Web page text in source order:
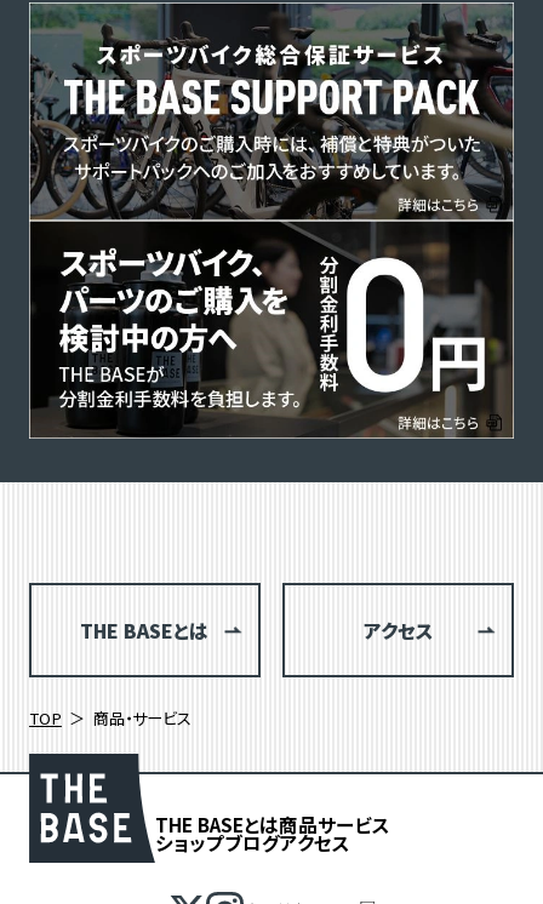
THE BASEとは アクセス
TOP 商品・サービス
THE BASEとは商品サービス
ショップブログアクセス